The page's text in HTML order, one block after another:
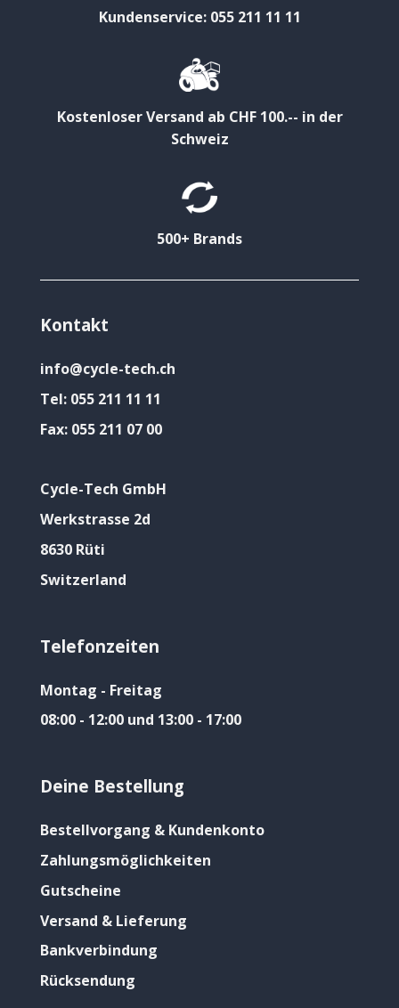
Kundenservice: 055 211 11 11
Kostenloser Versand ab CHF 100.-- in der
Schweiz
500+ Brands
Kontakt
info@cycle-tech.ch
Tel: 055 211 11 11
Fax: 055 211 07 00
Cycle-Tech GmbH
Werkstrasse 2d
8630 Rüti
Switzerland
Telefonzeiten
Montag - Freitag
08:00 - 12:00 und 13:00 - 17:00
Deine Bestellung
Bestellvorgang & Kundenkonto
Zahlungsmöglichkeiten
Gutscheine
Versand & Lieferung
Bankverbindung
Rücksendung